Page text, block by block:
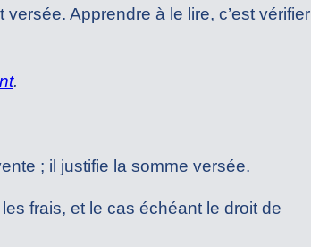
Apprendre à le lire, c’est vérifier
.
; il justifie la somme versée.
frais, et le cas échéant le droit de